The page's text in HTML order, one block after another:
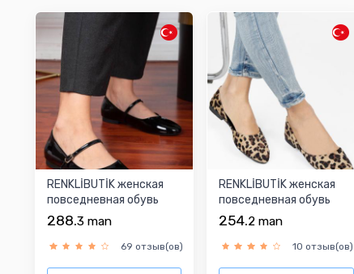
RENKLİBUTİK женская
повседневная обувь
288.3 man
69 отзыв(ов)
RENKLİBUTİK женская
повседневная обувь
254.2 man
10 отзыв(ов)